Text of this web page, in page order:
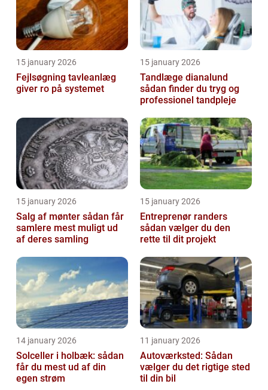
15 january 2026
Fejlsøgning tavleanlæg
giver ro på systemet
15 january 2026
Tandlæge dianalund
sådan finder du tryg og
professionel tandpleje
15 january 2026
Salg af mønter sådan får
samlere mest muligt ud
af deres samling
15 january 2026
Entreprenør randers
sådan vælger du den
rette til dit projekt
14 january 2026
Solceller i holbæk: sådan
får du mest ud af din
egen strøm
11 january 2026
Autoværksted: Sådan
vælger du det rigtige sted
til din bil